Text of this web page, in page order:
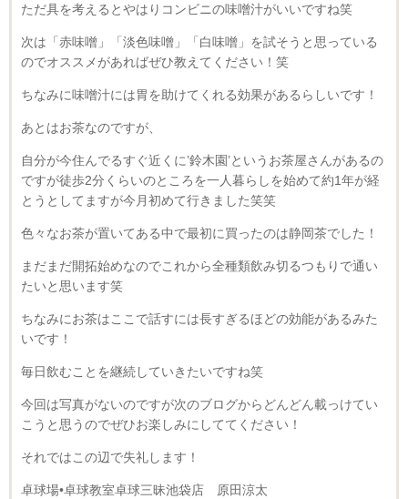
ただ具を考えるとやはりコンビニの味噌汁がいいですね笑
次は「赤味噌」「淡色味噌」「白味噌」を試そうと思っている
のでオススメがあればぜひ教えてください！笑
ちなみに味噌汁には胃を助けてくれる効果があるらしいです！
あとはお茶なのですが、
自分が今住んでるすぐ近くに’鈴木園’というお茶屋さんがあるの
ですが徒歩2分くらいのところを一人暮らしを始めて約1年が経
とうとしてますが今月初めて行きました笑笑
色々なお茶が置いてある中で最初に買ったのは静岡茶でした！
まだまだ開拓始めなのでこれから全種類飲み切るつもりで通い
たいと思います笑
ちなみにお茶はここで話すには長すぎるほどの効能があるみた
いです！
毎日飲むことを継続していきたいですね笑
今回は写真がないのですが次のブログからどんどん載っけてい
こうと思うのでぜひお楽しみにしててください！
それではこの辺で失礼します！
卓球場•卓球教室卓球三昧池袋店 原田涼太